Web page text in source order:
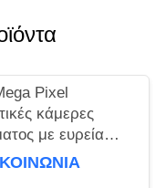
Pixel
κάμερες
με ευρεία
150 μοίρες